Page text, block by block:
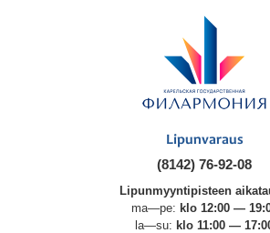
Lipunvaraus
(8142) 76-92-08
Lipunmyyntipisteen
ma—pe: klo 12:00 —
la—su: klo 11:00 —